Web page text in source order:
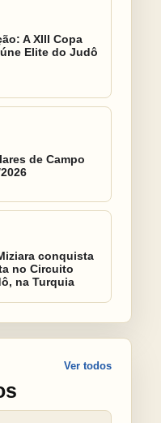
A XIII Copa
Elite do Judô
de Campo
conquista
no Circuito
na Turquia
Ver todos